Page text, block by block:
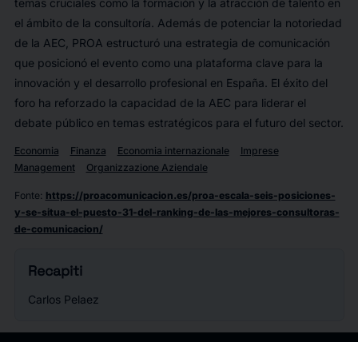
el ámbito de la consultoría. Además de potenciar la notoriedad
de la AEC, PROA estructuró una estrategia de comunicación
que posicionó el evento como una plataforma clave para la
innovación y el desarrollo profesional en España. El éxito del
foro ha reforzado la capacidad de la AEC para liderar el
debate público en temas estratégicos para el futuro del sector.
Economia Finanza Economia internazionale
Imprese
Management
Organizzazione Aziendale
Fonte: https://proacomunicacion.es/proa-escala-seis-posiciones-
y-se-situa-el-puesto-31-del-ranking-de-las-mejores-consultoras-
de-comunicacion/
Recapiti
Carlos Pelaez